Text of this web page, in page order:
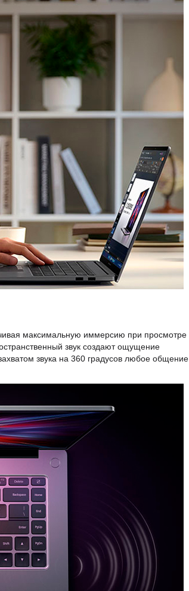
максимальную иммерсию при просмотре
звук создают ощущение
звука на 360 градусов любое общение